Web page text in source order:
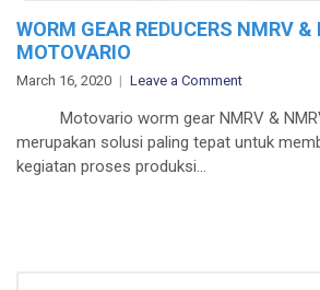
WORM GEAR REDUCERS NMRV &
MOTOVARIO
March 16, 2020 Leave a Commenton
GEAR
REDUCERS
Motovario worm gear NMRV &
merupakan solusi paling tepat untuk
kegiatan proses produksi…